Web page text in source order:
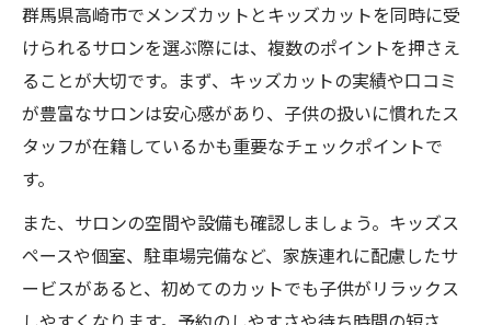
群馬県高崎市でメンズカットとキッズカットを同時に受
けられるサロンを選ぶ際には、複数のポイントを押さえ
ることが大切です。まず、キッズカットの実績や口コミ
が豊富なサロンは安心感があり、子供の扱いに慣れたス
タッフが在籍しているかも重要なチェックポイントで
す。
また、サロンの空間や設備も確認しましょう。キッズス
ペースや個室、駐車場完備など、家族連れに配慮したサ
ービスがあると、初めてのカットでも子供がリラックス